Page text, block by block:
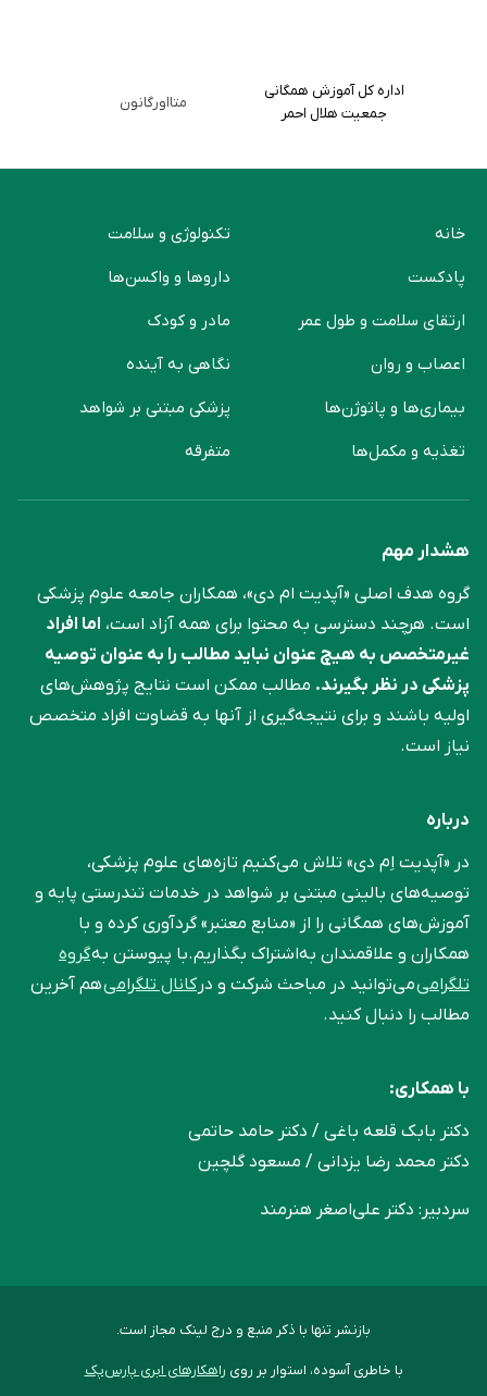
اداره کل آموزش همگانی
جمعیت هلال احمر
متااورگانون
خانه
پادکست
ارتقای سلامت و طول عمر
اعصاب و روان
بیماری‌ها و پاتوژن‌ها
تغذیه و مکمل‌ها
تکنولوژی و سلامت
دارو‌ها و واکسن‌ها
مادر و کودک
نگاهی به آینده
پزشکی مبتنی بر شواهد
متفرقه
هشدار مهم
گروه هدف اصلی «آپدیت ام دی»، همکاران جامعه علوم ‌پزشکی
است. هرچند دسترسی به محتوا برای همه آزاد است، اما افراد
غیرمتخصص به هیچ عنوان نباید مطالب را به عنوان توصیه
پزشکی در نظر بگیرند. مطالب ممکن است نتایج پژوهش‌های
اولیه باشند و برای نتیجه‌گیری از آنها به قضاوت افراد متخصص
نیاز است.
درباره
در «آپدیت اِم دی» تلاش می‌کنیم تازه‌های علوم پزشکی،
توصیه‌های بالینی مبتنی بر شواهد در خدمات تندرستی پایه و
آموزش‌های همگانی را از «منابع معتبر» گردآوری کرده و با
همکاران و علاقمندان به‌اشتراک بگذاریم.با پیوستن بهگروه
تلگرامیمی‌توانید در مباحث شرکت و درکانال تلگرامیهم آخرین
مطالب را دنبال کنید.
با همکاری:
دکتر بابک قلعه‌ باغی / دکتر حامد حاتمی
دکتر محمد رضا یزدانی / مسعود گلچین
سردبیر: دکتر علی‌اصغر هنرمند
بازنشر تنها با ذکر منبع و درج لینک مجاز است.
با خاطری آسوده، استوار بر روی راهکارهای ابری پارس‌پک